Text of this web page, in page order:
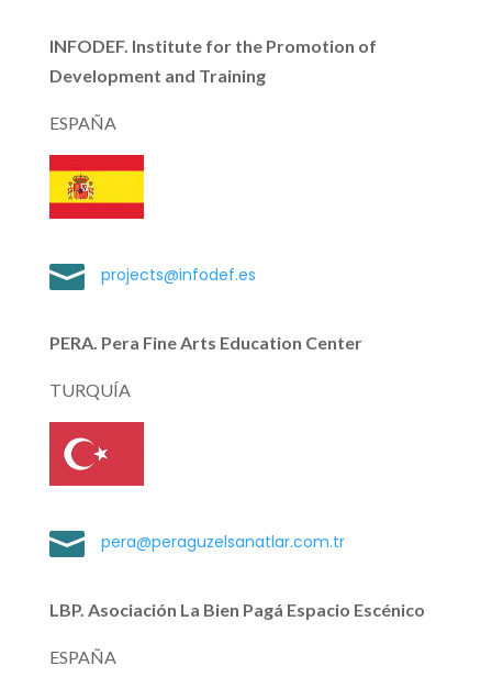
INFODEF. Institute for the Promotion of
Development and Training
ESPAÑA
 projects@infodef.es
PERA. Pera Fine Arts Education Center
TURQUÍA
 pera@peraguzelsanatlar.com.tr
LBP. Asociación La Bien Pagá Espacio Escénico
ESPAÑA